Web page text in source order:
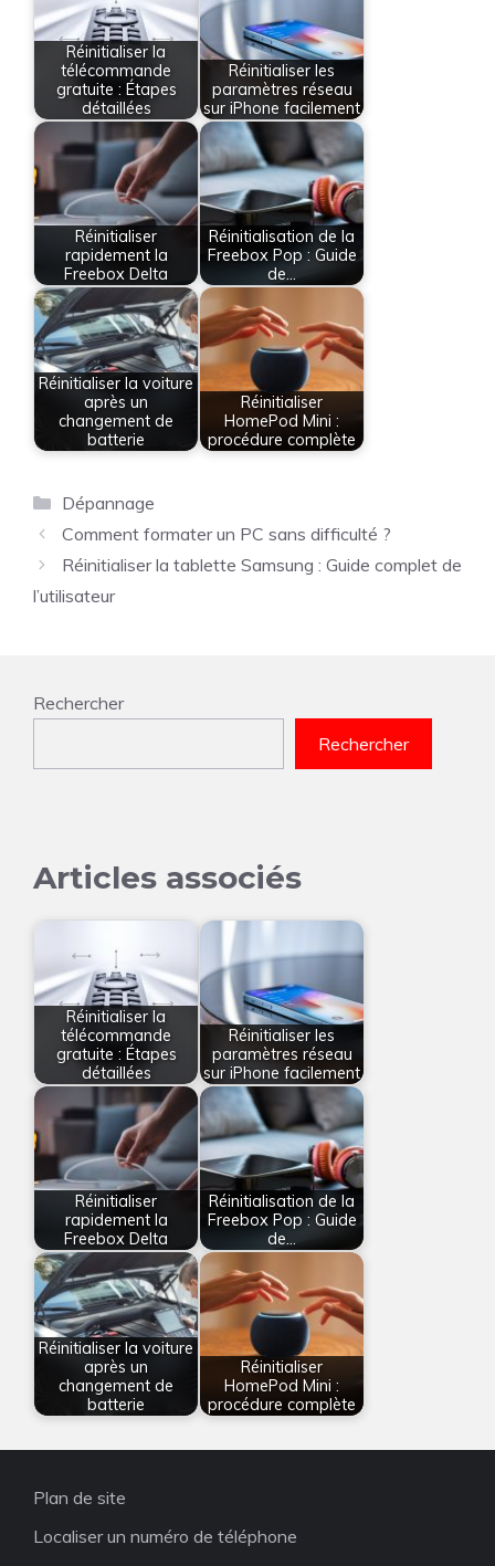
Réinitialiser la
télécommande
gratuite : Étapes
détaillées
Réinitialiser les
paramètres réseau
sur iPhone facilement
Réinitialiser
rapidement la
Freebox Delta
Réinitialisation de la
Freebox Pop : Guide
de…
Réinitialiser la voiture
après un
changement de
batterie
Réinitialiser
HomePod Mini :
procédure complète
Catégories
Dépannage
Comment formater un PC sans difficulté ?
Réinitialiser la tablette Samsung : Guide complet de
l’utilisateur
Rechercher
Rechercher
Articles associés
Réinitialiser la
télécommande
gratuite : Étapes
détaillées
Réinitialiser les
paramètres réseau
sur iPhone facilement
Réinitialiser
rapidement la
Freebox Delta
Réinitialisation de la
Freebox Pop : Guide
de…
Réinitialiser la voiture
après un
changement de
batterie
Réinitialiser
HomePod Mini :
procédure complète
Plan de site
Localiser un numéro de téléphone